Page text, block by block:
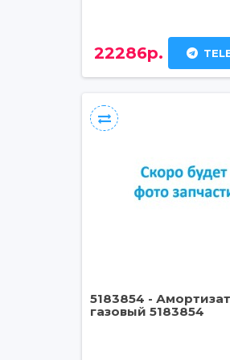
22286р.
5183854 -
газовый 5183854